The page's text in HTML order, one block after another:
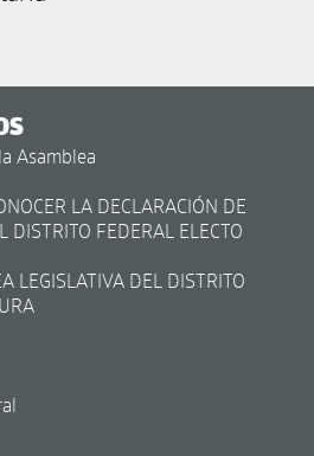
Asamblea
LA DECLARACIÓN DE
DISTRITO FEDERAL ELECTO
LEGISLATIVA DEL DISTRITO